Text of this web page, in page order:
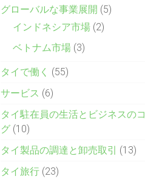
グローバルな事業展開 (5)
インドネシア市場 (2)
ベトナム市場 (3)
タイで働く (55)
サービス (6)
タイ駐在員の生活とビジネスの
グ (10)
タイ製品の調達と卸売取引 (13)
タイ旅行 (23)